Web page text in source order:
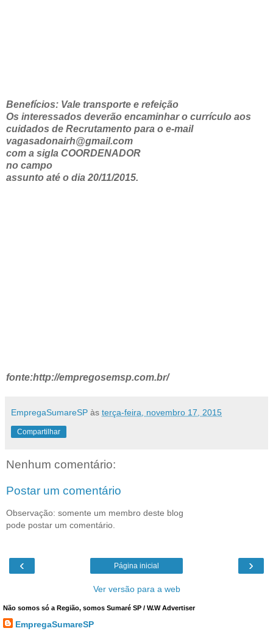
Benefícios: Vale transporte e refeição
Os interessados deverão encaminhar o currículo aos
cuidados de Recrutamento para o e-mail
vagasadonairh@gmail.com
com a sigla COORDENADOR
no campo
assunto até o dia 20/11/2015.
fonte:http://empregosemsp.com.br/
EmpregaSumareSP às terça-feira, novembro 17, 2015
Compartilhar
Nenhum comentário:
Postar um comentário
Observação: somente um membro deste blog
pode postar um comentário.
‹ ›
Página inicial
Ver versão para a web
Não somos só a Região, somos Sumaré SP / W.W Advertiser
EmpregaSumareSP